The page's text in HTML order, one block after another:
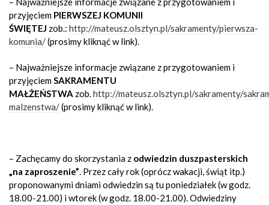
przyjęciem PIERWSZEJ KOMUNII
ŚWIĘTEJ zob.: http://mateusz.olsztyn.pl/sakramenty/pierwsza-
komunia/(prosimy kliknąć w link).
– Najważniejsze informacje związane z przygotowaniem i
przyjęciemSAKRAMENTU
MAŁŻEŃSTWA zob.http://mateusz.olsztyn.pl/sakramenty/
malzenstwa/(prosimy kliknąć w link).
– Zachęcamy do skorzystania z odwiedzin duszpasterskich
„na zaproszenie”. Przez cały rok (oprócz wakacji, świąt itp.)
proponowanymi dniami odwiedzin są tu poniedziałek (w godz.
18.00-21.00) i wtorek (w godz. 18.00-21.00). Odwiedziny